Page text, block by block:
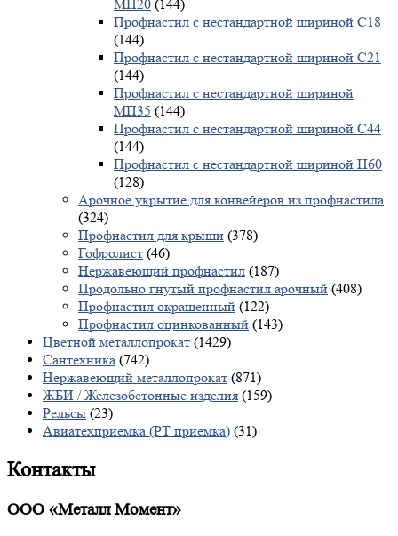
МП20 (144)
Профнастил с нестандартной шириной С18
(144)
Профнастил с нестандартной шириной С21
(144)
Профнастил с нестандартной шириной
МП35 (144)
Профнастил с нестандартной шириной С44
(144)
Профнастил с нестандартной шириной Н60
(128)
Арочное укрытие для конвейеров из профнастила
(324)
Профнастил для крыши (378)
Гофролист (46)
Нержавеющий профнастил (187)
Продольно гнутый профнастил арочный (408)
Профнастил окрашенный (122)
Профнастил оцинкованный (143)
Цветной металлопрокат (1429)
Сантехника (742)
Нержавеющий металлопрокат (871)
ЖБИ / Железобетонные изделия (159)
Рельсы (23)
Авиатехприемка (РТ приемка) (31)
Контакты
ООО «Металл Момент»